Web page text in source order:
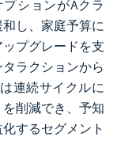
ションがAクラ
し、家庭予算に
プグレードを支
ラクションから
連続サイクルに
削減でき、予知
するセグメント